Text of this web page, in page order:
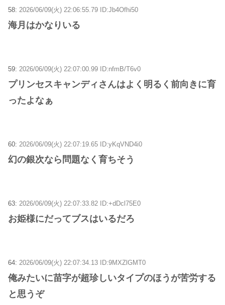
58: 2026/06/09(火) 22:06:55.79 ID:Jb4Ofhi50
海月はかなりいる
59: 2026/06/09(火) 22:07:00.99 ID:nfmB/T6v0
プリンセスキャンディさんはよく明るく前向きに育
ったよなぁ
60: 2026/06/09(火) 22:07:19.65 ID:yKqVND4i0
幻の銀次なら問題なく育ちそう
63: 2026/06/09(火) 22:07:33.82 ID:+dDcl75E0
お姫様にだってブスはいるだろ
64: 2026/06/09(火) 22:07:34.13 ID:9MXZlGMT0
俺みたいに苗字が超珍しいタイプのほうが苦労する
と思うぞ